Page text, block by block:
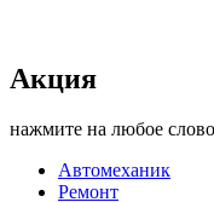
Акция
нажмите на любое
Автомеханик
Ремонт